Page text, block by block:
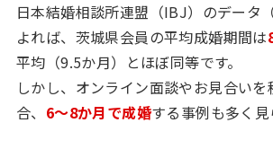
日本結婚相談所連盟（IBJ）のデータ
よれば、茨城県会員の平均成婚期間は
平均（9.5か月）とほぼ同等です。
しかし、オンライン面談やお見合い
合、 6〜8か月で成婚する事例も多く見